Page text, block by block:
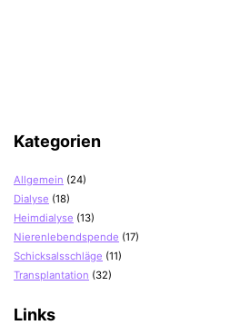
Kategorien
Allgemein (24)
Dialyse (18)
Heimdialyse (13)
Nierenlebendspende (17)
Schicksalsschläge (11)
Transplantation (32)
Links